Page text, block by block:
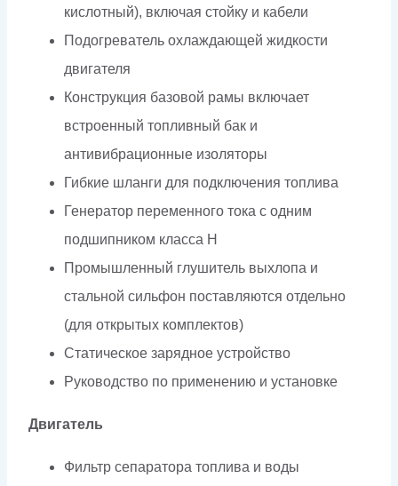
кислотный), включая стойку и кабели
Подогреватель охлаждающей жидкости
двигателя
Конструкция базовой рамы включает
встроенный топливный бак и
антивибрационные изоляторы
Гибкие шланги для подключения топлива
Генератор переменного тока с одним
подшипником класса H
Промышленный глушитель выхлопа и
стальной сильфон поставляются отдельно
(для открытых комплектов)
Статическое зарядное устройство
Руководство по применению и установке
Двигатель
Фильтр сепаратора топлива и воды